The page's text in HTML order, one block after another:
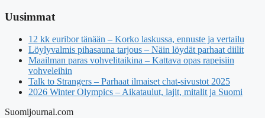
Uusimmat
12 kk euribor tänään – Korko laskussa, ennuste ja vertailu
Löylyvalmis pihasauna tarjous – Näin löydät parhaat diilit
Maailman paras vohvelitaikina – Kattava opas rapeisiin
vohveleihin
Talk to Strangers – Parhaat ilmaiset chat-sivustot 2025
2026 Winter Olympics – Aikataulut, lajit, mitalit ja Suomi
Suomijournal.com